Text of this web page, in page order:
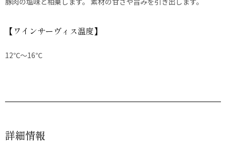
【ワインサーヴィス温度】
12℃～16℃
詳細情報